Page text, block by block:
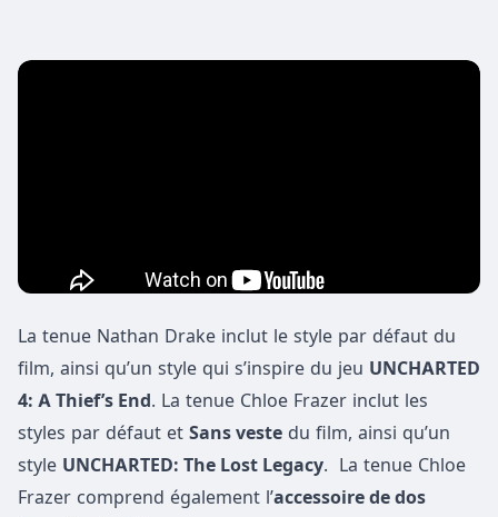
La tenue Nathan Drake inclut le style par défaut du
film, ainsi qu’un style qui s’inspire du jeu UNCHARTED
4: A Thief’s End. La tenue Chloe Frazer inclut les
styles par défaut et Sans veste du film, ainsi qu’un
style UNCHARTED: The Lost Legacy. La tenue Chloe
Frazer comprend également l’accessoire de dos